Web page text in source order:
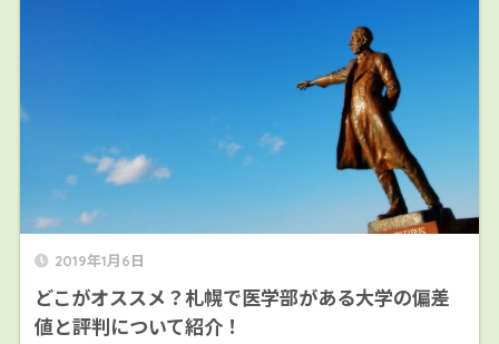
2019年1月6日
どこがオススメ？札幌で医学部がある大学の偏差
値と評判について紹介！